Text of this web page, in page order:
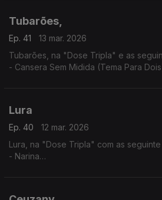
Tubarões,
Ep. 41
13 mar. 2026
Tubarões, na "Dose
- Cansera Sem Midida (Tema Para
Lura
Ep. 40
12 mar. 2026
Lura, na "Dose Tripla" com as seguinte
- Narina